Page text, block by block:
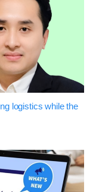
logistics while the